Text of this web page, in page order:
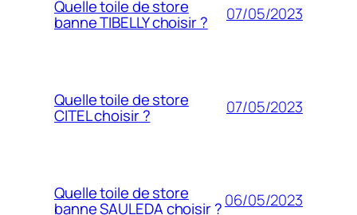
Quelle toile de store
banne TIBELLY choisir ? 07/05/2023
Quelle toile de store
CITEL choisir ? 07/05/2023
Quelle toile de store
banne SAULEDA choisir ?06/05/2023